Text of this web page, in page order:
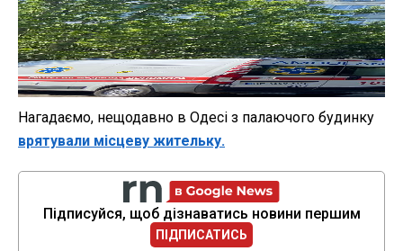
Нагадаємо, нещодавно в Одесі з палаючого будинку
врятували місцеву жительку.
Підписуйся, щоб дізнаватись новини першим
ПІДПИСАТИСЬ